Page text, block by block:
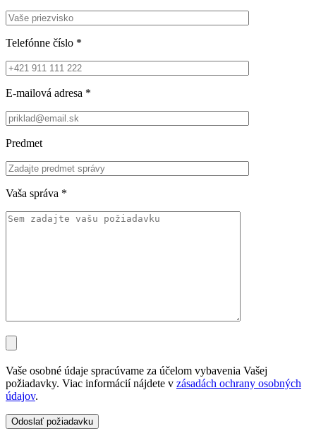
Telefónne číslo *
E-mailová adresa *
Predmet
Vaša správa *
Vaše osobné údaje spracúvame za účelom vybavenia Vašej
požiadavky. Viac informácií nájdete v zásadách ochrany osobných
údajov.